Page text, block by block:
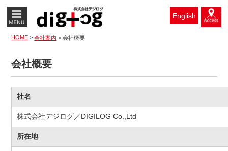
MENU
English
HOME >会社案内 >会社概要
会社概要
社名
株式会社デジログ／DIGILOG Co.,Ltd
所在地